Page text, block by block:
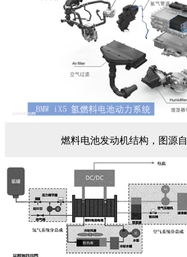
燃料电池发动机结构，图源